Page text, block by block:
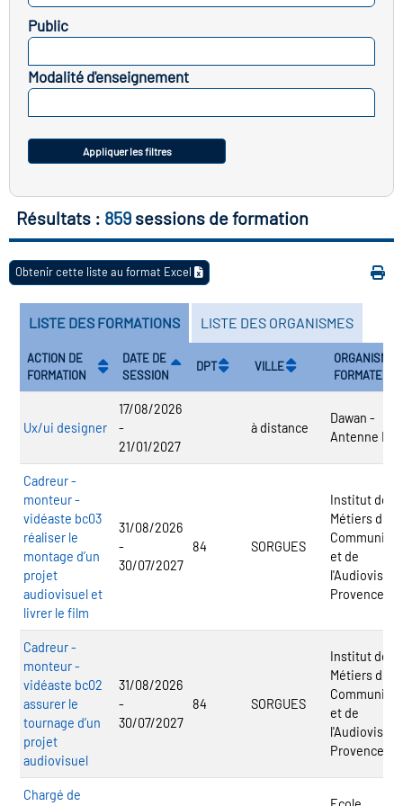
des secteurs(en
construction)
Public
Modalité d'enseignement
Appliquer les filtres
Résultats : 859 sessions de formation
Obtenir cette liste au format Excel
LISTE DES FORMATIONS LISTE DES ORGANISMES
ACTION DE
FORMATION
DATE DE
SESSION
DPT VILLE
ORGANISME
FORMATEUR
Ux/ui designer
17/08/2026
-
21/01/2027
à distance
Dawan -
Antenne
Cadreur -
monteur -
vidéaste bc03
réaliser le
montage d’un
projet
audiovisuel et
livrer le film
31/08/2026
-
30/07/2027
84 SORGUES
Institut des
Métiers de la
et de
l'Audiovisuel
Provence
Cadreur -
monteur -
vidéaste bc02
assurer le
tournage d’un
projet
audiovisuel
31/08/2026
-
30/07/2027
84 SORGUES
Institut des
Métiers de la
et de
l'Audiovisuel
Provence
Chargé de